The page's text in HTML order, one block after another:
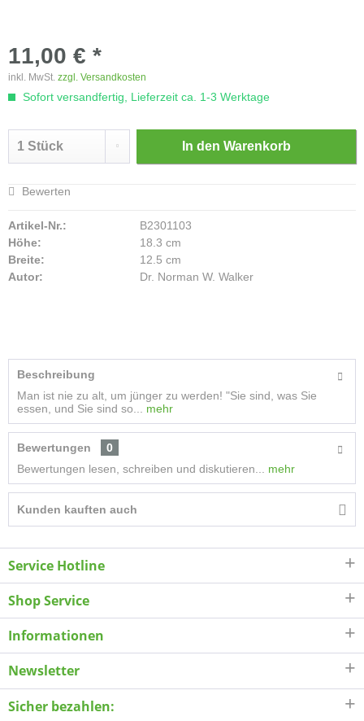
11,00 € *
inkl. MwSt. zzgl. Versandkosten
Sofort versandfertig, Lieferzeit ca. 1-3 Werktage
In den Warenkorb
Bewerten
Artikel-Nr.:
B2301103
Höhe:
18.3 cm
Breite:
12.5 cm
Autor:
Dr. Norman W. Walker
Beschreibung
Man ist nie zu alt, um jünger zu werden! "Sie sind, was Sie
essen, und Sie sind so...
mehr
Bewertungen
0
Bewertungen lesen, schreiben und diskutieren...
mehr
Kunden kauften auch
Service Hotline
Shop Service
Informationen
Newsletter
Sicher bezahlen: